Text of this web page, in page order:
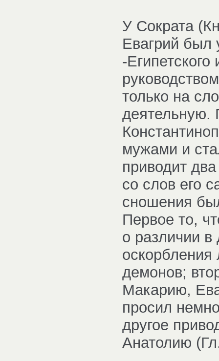
У Сократа
Евагрий был
-
только на
деятельную.
мужами и
приводит
со слов его
сношения
Первое то,
о различии
демонов;
Макарию,
просил
другое
Анатолию